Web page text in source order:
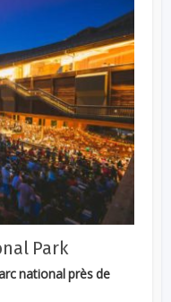
Park
national près de